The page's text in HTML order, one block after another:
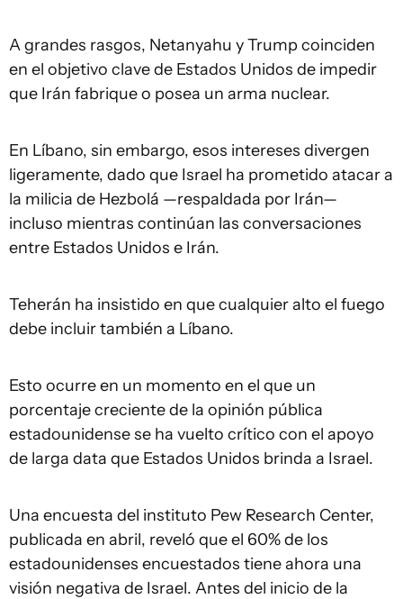
A grandes rasgos, Netanyahu y Trump coinciden
en el objetivo clave de Estados Unidos de impedir
que Irán fabrique o posea un arma nuclear.
En Líbano, sin embargo, esos intereses divergen
ligeramente, dado que Israel ha prometido atacar a
la milicia de Hezbolá —respaldada por Irán—
incluso mientras continúan las conversaciones
entre Estados Unidos e Irán.
Teherán ha insistido en que cualquier alto el fuego
debe incluir también a Líbano.
Esto ocurre en un momento en el que un
porcentaje creciente de la opinión pública
estadounidense se ha vuelto crítico con el apoyo
de larga data que Estados Unidos brinda a Israel.
Una encuesta del instituto Pew Research Center,
publicada en abril, reveló que el 60% de los
estadounidenses encuestados tiene ahora una
visión negativa de Israel. Antes del inicio de la